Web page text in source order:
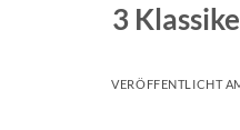
3
VERÖFFENTLICHT